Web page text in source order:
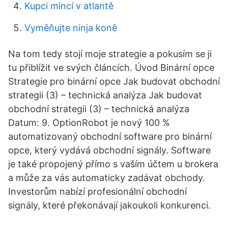
Kupci mincí v atlantě
Vyměňujte ninja koně
Na tom tedy stojí moje strategie a pokusím se ji
tu přiblížit ve svých článcích. Úvod Binární opce
Strategie pro binární opce Jak budovat obchodní
strategii (3) – technická analýza Jak budovat
obchodní strategii (3) – technická analýza
Datum: 9. OptionRobot je nový 100 %
automatizovaný obchodní software pro binární
opce, který vydává obchodní signály. Software
je také propojený přímo s vaším účtem u brokera
a může za vás automaticky zadávat obchody.
Investorům nabízí profesionální obchodní
signály, které překonávají jakoukoli konkurenci.